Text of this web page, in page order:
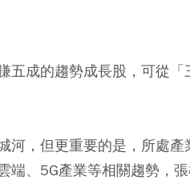
五成的趨勢成長股，可從「
河，但更重要的是，所處產
端、5G產業等相關趨勢，